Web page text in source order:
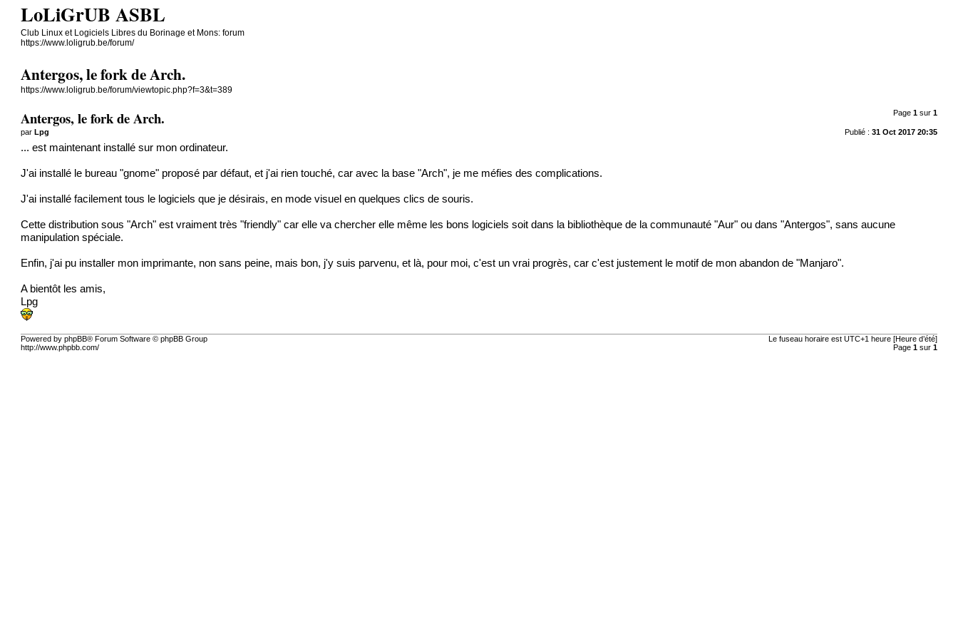
LoLiGrUB ASBL
Club Linux et Logiciels Libres du Borinage et Mons: forum
https://www.loligrub.be/forum/
Antergos, le fork de Arch.
https://www.loligrub.be/forum/viewtopic.php?f=3&t=389
Page 1sur 1
Antergos, le fork de Arch.
Publié : 31 Oct 2017 20:35
parLpg
... est maintenant installé sur mon ordinateur.
J'ai installé le bureau "gnome" proposé par défaut, et j'ai rien touché, car avec la base "Arch", je me méfies des complications.
J'ai installé facilement tous le logiciels que je désirais, en mode visuel en quelques clics de souris.
Cette distribution sous "Arch" est vraiment très "friendly" car elle va chercher elle même les bons logiciels soit dans la bibliothèque de la communauté "Aur" ou dans "Antergos", sans aucune
manipulation spéciale.
Enfin, j'ai pu installer mon imprimante, non sans peine, mais bon, j'y suis parvenu, et là, pour moi, c'est un vrai progrès, car c'est justement le motif de mon abandon de "Manjaro".
A bientôt les amis,
Lpg
Le fuseau horaire est UTC+1 heure [Heure d’été]
Page 1sur 1
Powered by phpBB® Forum Software © phpBB Group
http://www.phpbb.com/